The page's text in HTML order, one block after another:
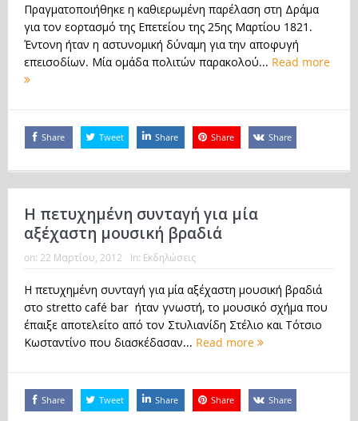
Πραγματοποιήθηκε η καθιερωμένη παρέλαση στη Δράμα
για τον εορτασμό της Επετείου της 25ης Μαρτίου 1821.
Έντονη ήταν η αστυνομική δύναμη για την αποφυγή
επεισοδίων. Μία ομάδα πολιτών παρακολού... Read more
Share Tweet Share Share Share
Η πετυχημένη συνταγή για μία
αξέχαστη μουσική βραδιά
on: 22 Μαρτίου, 2012 In: Εκδηλώσεις
Η πετυχημένη συνταγή για μία αξέχαστη μουσική βραδιά
στο stretto café bar ήταν γνωστή, το μουσικό σχήμα που
έπαιξε αποτελείτο από τον Στυλιανίδη Στέλιο και Τότσιο
Κωσταντίνο που διασκέδασαν... Read more
Share Tweet Share Share Share